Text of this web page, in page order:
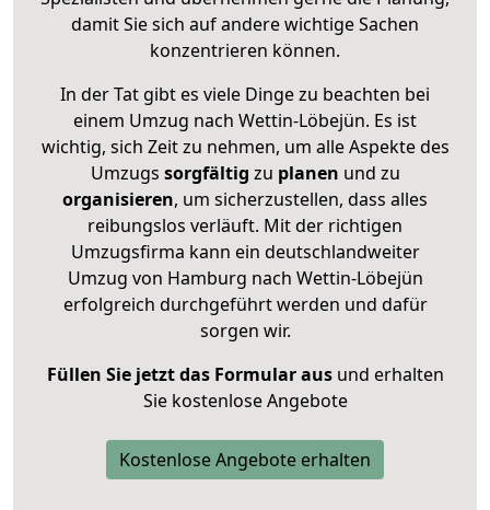
damit Sie sich auf andere wichtige Sachen
konzentrieren können.
In der Tat gibt es viele Dinge zu beachten bei
einem Umzug nach Wettin-Löbejün. Es ist
wichtig, sich Zeit zu nehmen, um alle Aspekte des
Umzugs sorgfältig zu planen und zu
organisieren, um sicherzustellen, dass alles
reibungslos verläuft. Mit der richtigen
Umzugsfirma kann ein deutschlandweiter
Umzug von Hamburg nach Wettin-Löbejün
erfolgreich durchgeführt werden und dafür
sorgen wir.
Füllen Sie jetzt das Formular ausund erhalten
Sie kostenlose Angebote
Kostenlose Angebote erhalten